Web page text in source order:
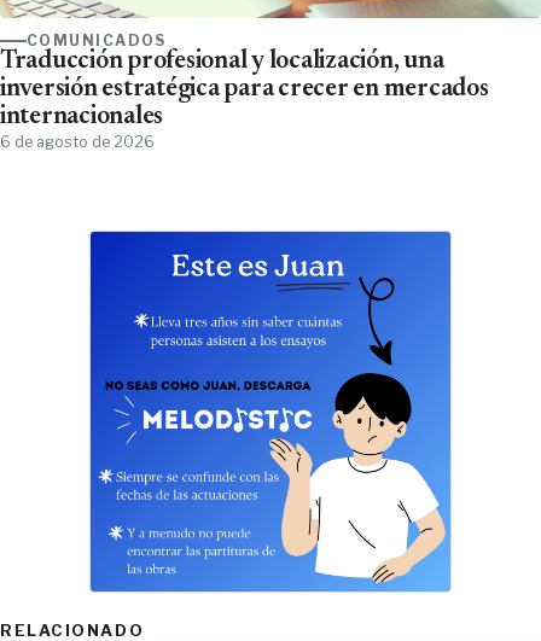
COMUNICADOS
Traducción profesional y localización, una
inversión estratégica para crecer en mercados
internacionales
6 de agosto de 2026
RELACIONADO